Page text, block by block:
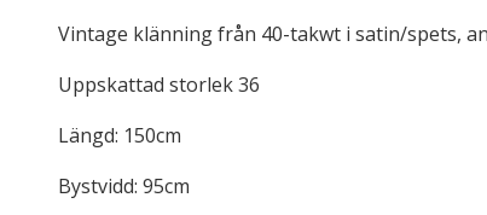
Vintage klänning från 40-takwt i satin/spets,
Uppskattad storlek 36
Längd: 150cm
Bystvidd: 95cm